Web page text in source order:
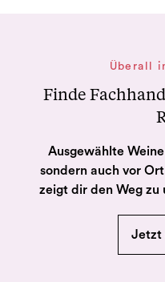
Überall
Finde
Ausgewählte
sondern auch vor
zeigt dir den Weg zu
Jetzt